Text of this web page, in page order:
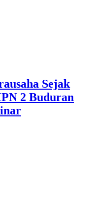
Sejak
2 Buduran